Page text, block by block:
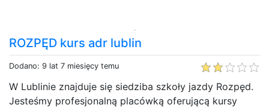
ROZPĘD kurs adr lublin
Dodano: 9 lat 7 miesięcy temu
W Lublinie znajduje się siedziba szkoły jazdy Rozpęd.
Jesteśmy profesjonalną placówką oferującą kursy